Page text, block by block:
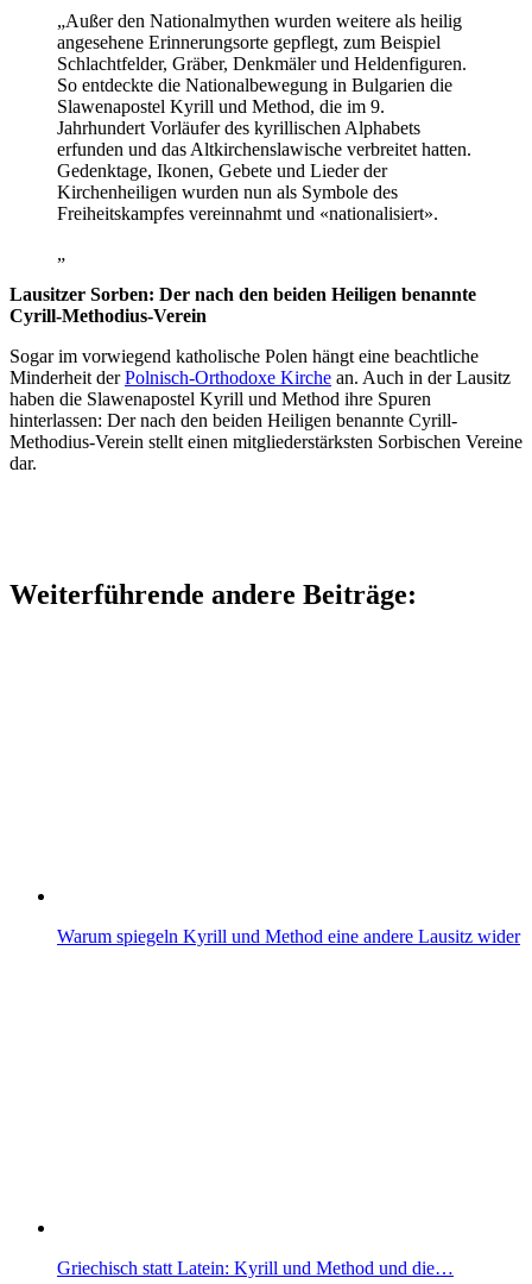
„Außer den Nationalmythen wurden weitere als heilig
angesehene Erinnerungsorte gepflegt, zum Beispiel
Schlachtfelder, Gräber, Denkmäler und Heldenfiguren.
So entdeckte die Nationalbewegung in Bulgarien die
Slawenapostel Kyrill und Method, die im 9.
Jahrhundert Vorläufer des kyrillischen Alphabets
erfunden und das Altkirchenslawische verbreitet hatten.
Gedenktage, Ikonen, Gebete und Lieder der
Kirchenheiligen wurden nun als Symbole des
Freiheitskampfes vereinnahmt und «nationalisiert».
„
Lausitzer Sorben: Der nach den beiden Heiligen benannte
Cyrill-Methodius-Verein
Sogar im vorwiegend katholische Polen hängt eine beachtliche
Minderheit derPolnisch-Orthodoxe Kirche an. Auch in der Lausitz
haben die Slawenapostel Kyrill und Method ihre Spuren
hinterlassen: Der nach den beiden Heiligen benannte Cyrill-
Methodius-Verein stellt einen mitgliederstärksten Sorbischen Vereine
dar.
Weiterführende andere Beiträge:
Warum spiegeln Kyrill und Method eine andere Lausitz wider
Griechisch statt Latein: Kyrill und Method und die…